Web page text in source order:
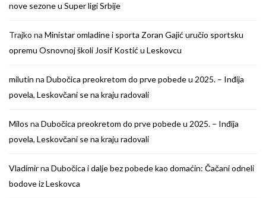
nove sezone u Super ligi Srbije
Trajko na Ministar omladine i sporta Zoran Gajić uručio sportsku
opremu Osnovnoj školi Josif Kostić u Leskovcu
milutin na Dubočica preokretom do prve pobede u 2025. – Inđija
povela, Leskovčani se na kraju radovali
Milos na Dubočica preokretom do prve pobede u 2025. – Inđija
povela, Leskovčani se na kraju radovali
Vladimirna Dubočica i dalje bez pobede kao domaćin: Čačani odneli
bodove iz Leskovca